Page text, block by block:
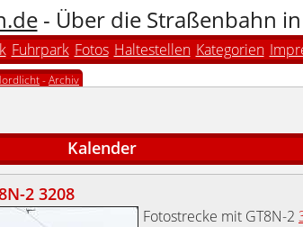
- Über die Straßenbahn
Fuhrpark Fotos Haltestellen Kategorien
-Archiv
Kalender
2 3208
Fotostrecke mit GT8N-2